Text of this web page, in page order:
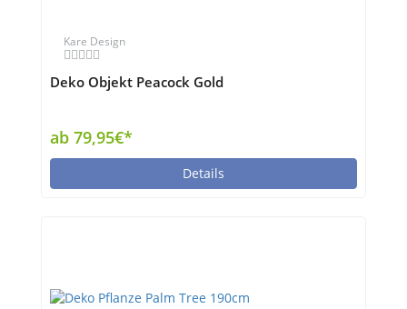
Kare Design
Deko Objekt Peacock Gold
ab 79,95€*
Details